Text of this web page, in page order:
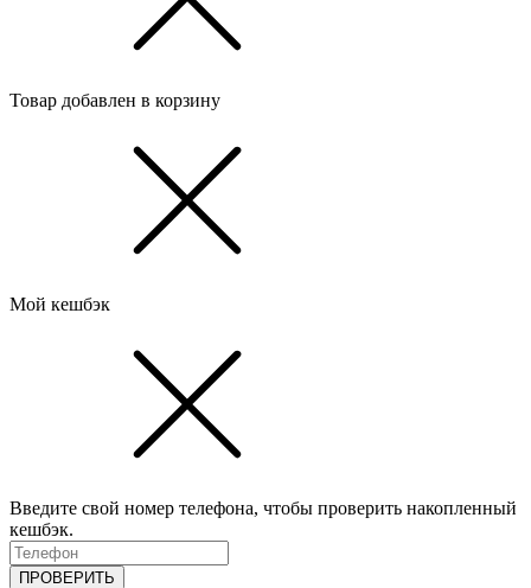
Товар добавлен в корзину
Мой кешбэк
Введите свой номер телефона, чтобы проверить накопленный
кешбэк.
ПРОВЕРИТЬ